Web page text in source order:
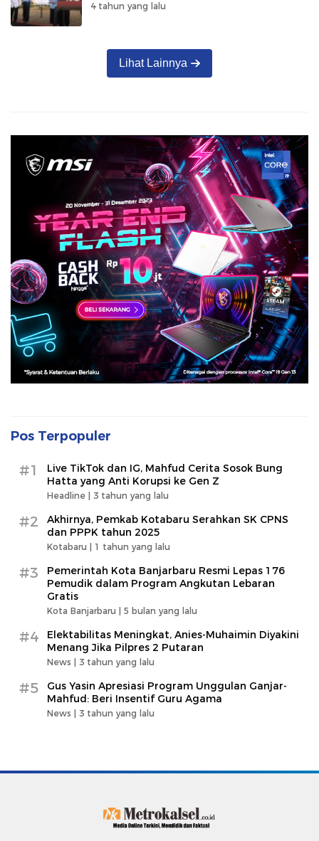
4 tahun yang lalu
Lihat Lainnya
Pos Terpopuler
#1
Live TikTok dan IG, Mahfud Cerita Sosok Bung
Hatta yang Anti Korupsi ke Gen Z
Headline | 3 tahun yang lalu
#2
Akhirnya, Pemkab Kotabaru Serahkan SK CPNS
dan PPPK tahun 2025
Kotabaru | 1 tahun yang lalu
#3
Pemerintah Kota Banjarbaru Resmi Lepas 176
Pemudik dalam Program Angkutan Lebaran
Gratis
Kota Banjarbaru | 5 bulan yang lalu
#4
Elektabilitas Meningkat, Anies-Muhaimin Diyakini
Menang Jika Pilpres 2 Putaran
News | 3 tahun yang lalu
#5
Gus Yasin Apresiasi Program Unggulan Ganjar-
Mahfud: Beri Insentif Guru Agama
News | 3 tahun yang lalu